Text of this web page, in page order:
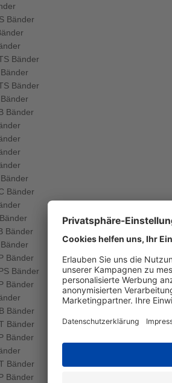
Bänder
Bänder
Bänder
Bänder
Bänder
Bänder
Bänder
Bänder
Bänder
Bänder
Bänder
Bänder
Bänder
Bänder